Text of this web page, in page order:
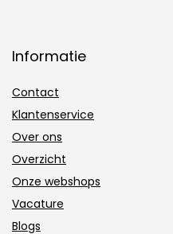
Informatie
Contact
Klantenservice
Over ons
Overzicht
Onze webshops
Vacature
Blogs